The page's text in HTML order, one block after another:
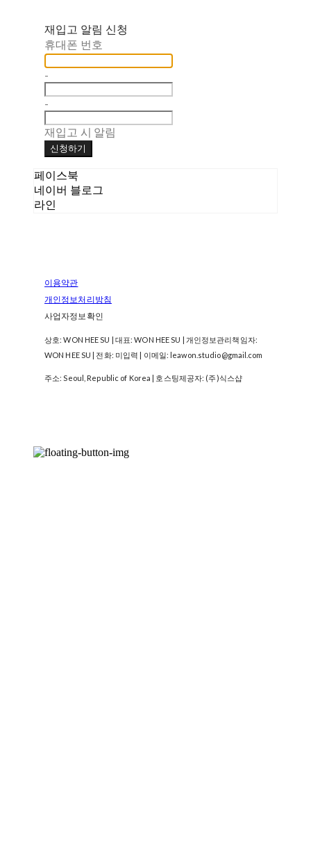
재입고 알림 신청
휴대폰 번호
-
-
재입고 시 알림
신청하기
페이스북
네이버 블로그
라인
이용약관
개인정보처리방침
사업자정보확인
상호: WON HEE SU | 대표: WON HEE SU | 개인정보관리책임자:
WON HEE SU | 전화: 미입력 | 이메일: leawon.studio@gmail.com
주소: Seoul, Republic of Korea | 호스팅제공자: (주)식스샵